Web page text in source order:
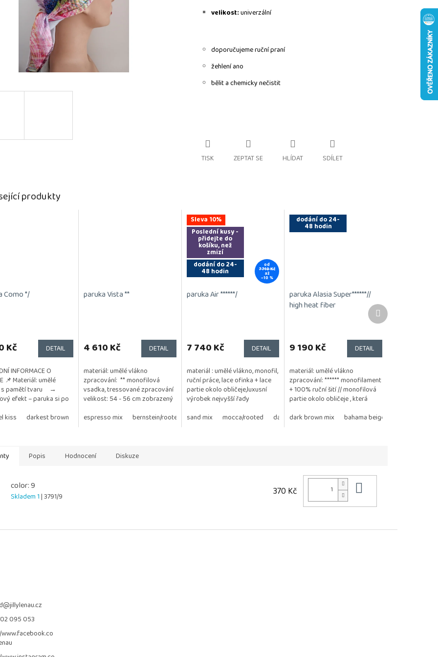
velikost:univerzální
doporučujeme ruční praní
žehlení ano
bělit a chemicky nečistit
TISK ZEPTAT SE HLÍDAT SDÍLET
produkty
Como */
Kč DETAIL
INFORMACE O
📌 Materiál: umělé
s pamětí tvaru →
efekt – paruka si po
→ není vhodná pro
kiss darkest brown malibu blonde light brown coconut cream medium brown amber velvet butter scotch safari
paruka Vista **
4 610 Kč DETAIL
materiál: umělé vlákno
zpracování: ** monofilová
vsadka, tressované zpracování
velikost: 54 - 56 cm zobrazený
salt/pepper mix
espresso mix bernstein/rooted sandy blonde/rooted darksnow rooted safranred rooted / outlet
Sleva 10%
Poslední kusy -
přidejte do
košíku, než
zmizí
dodání do 24-
48 hodin
od
7 740 Kč
až
–10 %
paruka Air ******/
7 740 Kč DETAIL
materiál : umělé vlákno, monofil,
ruční práce, lace ofinka + lace
partie okolo obličeje,luxusní
výrobek nejvyšší řady
mix, silver mix velikost...
sand mix mocca/rooted darksand rooted
dodání do 24-
48 hodin
paruka Alasia Super******//
high heat fiber
9 190 Kč DETAIL
materiál: umělé vlákno
zpracování: ****** monofilament
+ 100% ruční šití // monofilová
partie okolo obličeje , která
uši velikost: 54 - 56...
dark brown mix bahama beige shad
Další
produkt
Popis Hodnocení Diskuze
color: 9
Skladem 1| 3791/9 370 Kč
@jillylenau.cz
095 053